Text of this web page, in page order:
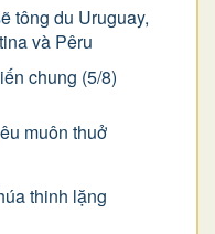
tông du Uruguay,
và Pêru
chung (5/8)
muôn thuở
thinh lặng